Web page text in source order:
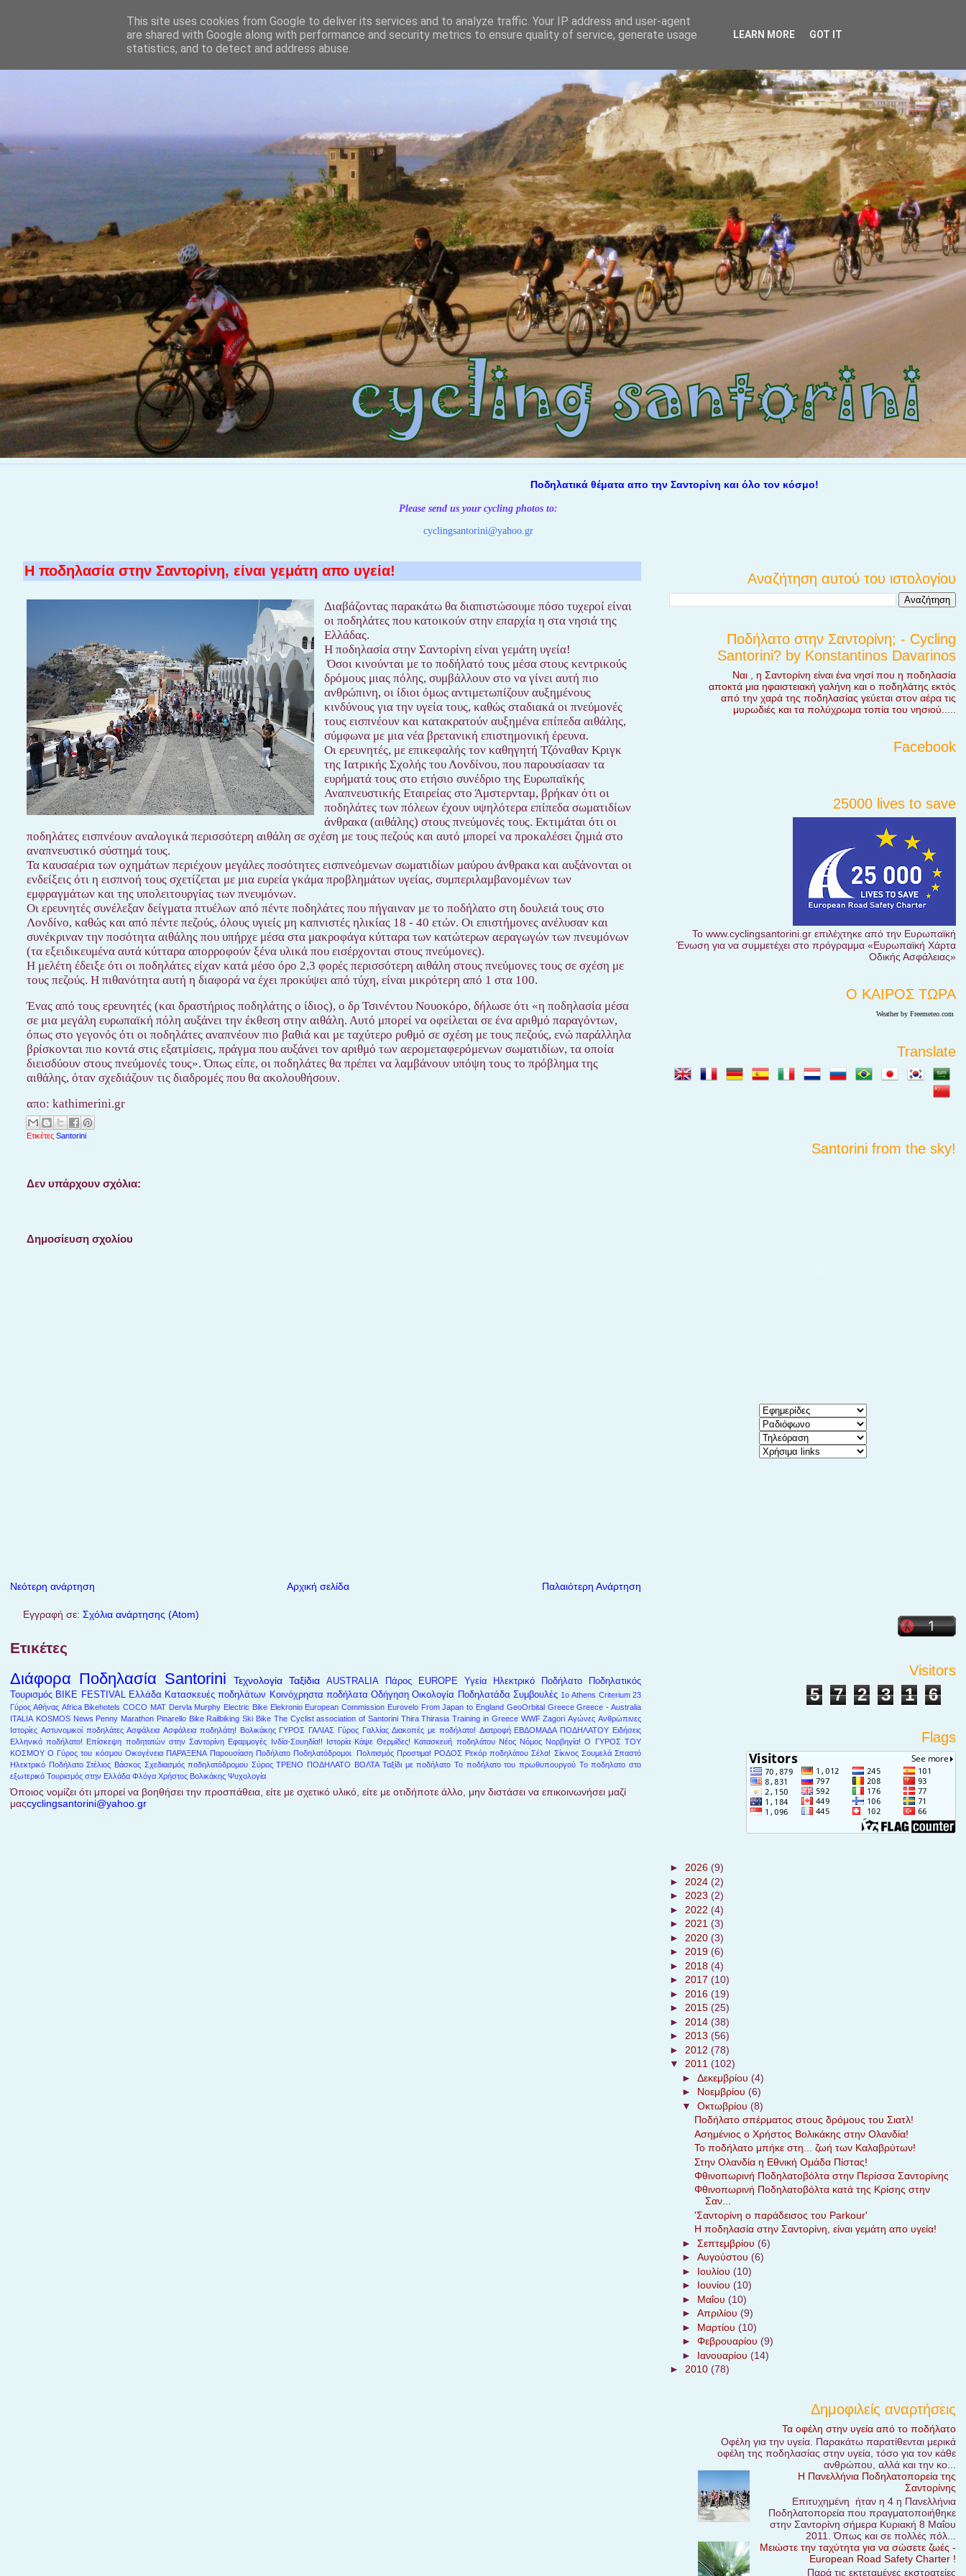
Ποδηλατικά θέματα απο την Σαντορίνη και όλο τον κόσμο!
Please send us your cycling photos to:
cyclingsantorini@yahoo.gr
Η ποδηλασία στην Σαντορίνη, είναι γεμάτη απο υγεία!
Διαβάζοντας παρακάτω θα διαπιστώσουμε πόσο τυχεροί είναι
οι ποδηλάτες που κατοικούν στην επαρχία η στα νησιά της
Ελλάδας.
Η ποδηλασία στην Σαντορίνη είναι γεμάτη υγεία!
Όσοι κινούνται με το ποδήλατό τους μέσα στους κεντρικούς
δρόμους μιας πόλης, συμβάλλουν στο να γίνει αυτή πιο
ανθρώπινη, οι ίδιοι όμως αντιμετωπίζουν αυξημένους
κινδύνους για την υγεία τους, καθώς σταδιακά οι πνεύμονές
τους εισπνέουν και κατακρατούν αυξημένα επίπεδα αιθάλης,
σύμφωνα με μια νέα βρετανική επιστημονική έρευνα.
Οι ερευνητές, με επικεφαλής τον καθηγητή Τζόναθαν Κριγκ
της Ιατρικής Σχολής του Λονδίνου, που παρουσίασαν τα
ευρήματά τους στο ετήσιο συνέδριο της Ευρωπαϊκής
Αναπνευστικής Εταιρείας στο Άμστερνταμ, βρήκαν ότι οι
ποδηλάτες των πόλεων έχουν υψηλότερα επίπεδα σωματιδίων
άνθρακα (αιθάλης) στους πνεύμονές τους. Εκτιμάται ότι οι
ποδηλάτες εισπνέουν αναλογικά περισσότερη αιθάλη σε σχέση με τους πεζούς και αυτό μπορεί να προκαλέσει ζημιά στο
αναπνευστικό σύστημά τους.
Τα καυσαέρια των οχημάτων περιέχουν μεγάλες ποσότητες εισπνεόμενων σωματιδίων μαύρου άνθρακα και αυξάνονται οι
ενδείξεις ότι η εισπνοή τους σχετίζεται με μια ευρεία γκάμα προβλημάτων υγείας, συμπεριλαμβανομένων των
εμφραγμάτων και της υπολειτουργίας των πνευμόνων.
Οι ερευνητές συνέλεξαν δείγματα πτυέλων από πέντε ποδηλάτες που πήγαιναν με το ποδήλατο στη δουλειά τους στο
Λονδίνο, καθώς και από πέντε πεζούς, όλους υγιείς μη καπνιστές ηλικίας 18 - 40 ετών. Οι επιστήμονες ανέλυσαν και
συνέκριναν την ποσότητα αιθάλης που υπήρχε μέσα στα μακροφάγα κύτταρα των κατώτερων αεραγωγών των πνευμόνων
(τα εξειδικευμένα αυτά κύτταρα απορροφούν ξένα υλικά που εισέρχονται στους πνεύμονες).
Η μελέτη έδειξε ότι οι ποδηλάτες είχαν κατά μέσο όρο 2,3 φορές περισσότερη αιθάλη στους πνεύμονες τους σε σχέση με
τους πεζούς. Η πιθανότητα αυτή η διαφορά να έχει προκύψει από τύχη, είναι μικρότερη από 1 στα 100.
Ένας από τους ερευνητές (και δραστήριος ποδηλάτης ο ίδιος), ο δρ Τσινέντου Νουοκόρο, δήλωσε ότι «η ποδηλασία μέσα
σε μια μεγάλη ευρωπαϊκή πόλη αυξάνει την έκθεση στην αιθάλη. Αυτό μπορεί να οφείλεται σε ένα αριθμό παραγόντων,
όπως στο γεγονός ότι οι ποδηλάτες αναπνέουν πιο βαθιά και με ταχύτερο ρυθμό σε σχέση με τους πεζούς, ενώ παράλληλα
βρίσκονται πιο κοντά στις εξατμίσεις, πράγμα που αυξάνει τον αριθμό των αερομεταφερόμενων σωματιδίων, τα οποία
διεισδύουν στους πνεύμονές τους». Όπως είπε, οι ποδηλάτες θα πρέπει να λαμβάνουν υπόψη τους το πρόβλημα της
αιθάλης, όταν σχεδιάζουν τις διαδρομές που θα ακολουθήσουν.
απο: kathimerini.gr
Ετικέτες Santorini
Δεν υπάρχουν σχόλια:
Δημοσίευση σχολίου
Νεότερη ανάρτηση Παλαιότερη Ανάρτηση
Αρχική σελίδα
Εγγραφή σε: Σχόλια ανάρτησης (Atom)
Ετικέτες
Διάφορα Ποδηλασία Santorini Τεχνολογία Ταξίδια AUSTRALIA Πάρος EUROPE Υγεία Ηλεκτρικό Ποδήλατο
Ποδηλατικός
Τουρισμός BIKE FESTIVAL Ελλάδα Κατασκευές ποδηλάτων Κοινόχρηστα ποδήλατα Οδήγηση Οικολογία Ποδηλατάδα Συμβουλές 1ο Athens Criterium 23
Γύρος Αθήνας Africa Bikehotels COCO MAT Dervla Murphy Electric Bike Elekronio European Commission Eurovelo From Japan to England GeoOrbital Greece Greece - Australia
ITALIA KOSMOS News Penny Marathon Pinarello Bike Railbiking Ski Bike The Cyclist association of Santorini Thira Thirasia Training in Greece WWF Zagori Αγώνες Ανθρώπινες
Ιστορίες Αστυνομικοί ποδηλάτες Ασφάλεια Ασφάλεια ποδηλάτη! Βολικάκης ΓΥΡΟΣ ΓΑΛΙΑΣ Γύρος Γαλλίας Διακοπές με ποδήλατο! Διατροφή ΕΒΔΟΜΑΔΑ ΠΟΔΗΛΑΤΟΥ Ειδήσεις
Ελληνικό ποδήλατο! Επίσκεψη ποδητατών στην Σαντορίνη Εφαρμογές Ινδία-Σουηδία!! Ιστορία Κάψε Θερμίδες! Κατασκευή ποδηλάτου Νέος Νόμος Νορβηγία! Ο ΓΥΡΟΣ ΤΟΥ
ΚΟΣΜΟΥ Ο Γύρος του κόσμου Οικογένεια ΠΑΡΑΞΕΝΑ Παρουσίαση Ποδήλατο Ποδηλατόδρομοι. Πολιτισμός Προστιμα! ΡΟΔΟΣ Ρεκόρ ποδηλάτου Σέλα! Σίκινος Σουμελά Σπαστό
Ηλεκτρικό Ποδήλατο Στέλιος Βάσκος Σχεδιασμός ποδηλατόδρομου Σύρος ΤΡΕΝΟ ΠΟΔΗΛΑΤΟ ΒΟΛΤΑ Ταξίδι με ποδήλατο Το ποδήλατο του πρωθυπουργού Το ποδηλατο στο
εξωτερικό Τουρισμός στην Ελλάδα Φλόγα Χρήστος Βολικάκης Ψυχολογία
Όποιος νομίζει ότι μπορεί να βοηθήσει την προσπάθεια, είτε με σχετικό υλικό, είτε με οτιδήποτε άλλο, μην διστάσει να επικοινωνήσει μαζί
μαςcyclingsantorini@yahoo.gr
Αναζήτηση αυτού του ιστολογίου
Ποδήλατο στην Σαντορίνη; - Cycling
Santorini? by Konstantinos Davarinos
Ναι , η Σαντορίνη είναι ένα νησί που η ποδηλασία
αποκτά μια ηφαιστειακή γαλήνη και ο ποδηλάτης εκτός
από την χαρά της ποδηλασίας γεύεται στον αέρα τις
μυρωδιές και τα πολύχρωμα τοπία του νησιού.....
Facebook
25000 lives to save
Το www.cyclingsantorini.gr επιλέχτηκε από την Ευρωπαϊκή
Ένωση για να συμμετέχει στο πρόγραμμα «Ευρωπαϊκή Χάρτα
Οδικής Ασφάλειας»
Ο ΚΑΙΡΟΣ ΤΩΡΑ
Weather by Freemeteo.com
Translate
Santorini from the sky!
Visitors
5 7 2 3 1 6
Flags
► 2026 (9)
► 2024 (2)
► 2023 (2)
► 2022 (4)
► 2021 (3)
► 2020 (3)
► 2019 (6)
► 2018 (4)
► 2017 (10)
► 2016 (19)
► 2015 (25)
► 2014 (38)
► 2013 (56)
► 2012 (78)
▼ 2011 (102)
► Δεκεμβρίου (4)
► Νοεμβρίου (6)
▼ Οκτωβρίου (8)
Ποδήλατο σπέρματος στους δρόμους του Σιατλ!
Ασημένιος ο Χρήστος Βολικάκης στην Ολανδία!
Το ποδήλατο μπήκε στη... ζωή των Καλαβρύτων!
Στην Ολανδία η Εθνική Ομάδα Πίστας!
Φθινοπωρινή Ποδηλατοβόλτα στην Περίσσα Σαντορίνης
Φθινοπωρινή Ποδηλατοβόλτα κατά της Κρίσης στην
Σαν...
'Σαντορίνη ο παράδεισος του Parkour'
Η ποδηλασία στην Σαντορίνη, είναι γεμάτη απο υγεία!
► Σεπτεμβρίου (6)
► Αυγούστου (6)
► Ιουλίου (10)
► Ιουνίου (10)
► Μαΐου (10)
► Απριλίου (9)
► Μαρτίου (10)
► Φεβρουαρίου (9)
► Ιανουαρίου (14)
► 2010 (78)
Δημοφιλείς αναρτήσεις
Τα οφέλη στην υγεία από το ποδήλατο
Οφέλη για την υγεία. Παρακάτω παρατίθενται μερικά
οφέλη της ποδηλασίας στην υγεία, τόσο για τον κάθε
ανθρώπου, αλλά και την κο...
Η Πανελλήνια Ποδηλατοπορεία της
Σαντορίνης
Επιτυχημένη ήταν η 4 η Πανελλήνια
Ποδηλατοπορεία που πραγματοποιήθηκε
στην Σαντορίνη σήμερα Κυριακή 8 Μαΐου
2011. Όπως και σε πολλές πόλ...
Μειώστε την ταχύτητα για να σώσετε ζωές -
European Road Safety Charter !
Παρά τις εκτεταμένες εκστρατείες
This site uses cookies from Google to deliver its services and to analyze traffic. Your IP address and user-agent
are shared with Google along with performance and security metrics to ensure quality of service, generate usage
statistics, and to detect and address abuse.
LEARN MORE GOT IT